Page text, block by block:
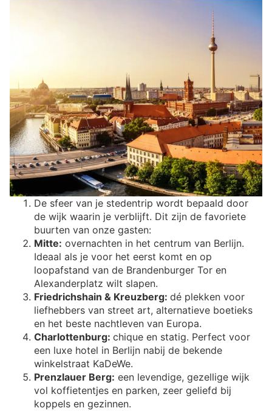
De sfeer van je stedentrip wordt bepaald door
de wijk waarin je verblijft. Dit zijn de favoriete
buurten van onze gasten:
Mitte: overnachten in het centrum van Berlijn.
Ideaal als je voor het eerst komt en op
loopafstand van de Brandenburger Tor en
Alexanderplatz wilt slapen.
Friedrichshain & Kreuzberg: dé plekken voor
liefhebbers van street art, alternatieve boetieks
en het beste nachtleven van Europa.
Charlottenburg: chique en statig. Perfect voor
een luxe hotel in Berlijn nabij de bekende
winkelstraat KaDeWe.
Prenzlauer Berg: een levendige, gezellige wijk
vol koffietentjes en parken, zeer geliefd bij
koppels en gezinnen.